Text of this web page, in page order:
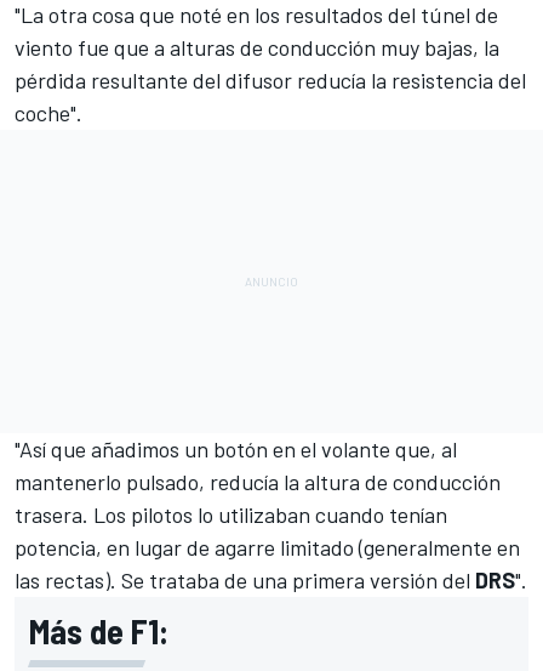
"La otra cosa que noté en los resultados del túnel de
viento fue que a alturas de conducción muy bajas, la
pérdida resultante del difusor reducía la resistencia del
coche".
"Así que añadimos un botón en el volante que, al
mantenerlo pulsado, reducía la altura de conducción
trasera. Los pilotos lo utilizaban cuando tenían
potencia, en lugar de agarre limitado (generalmente en
las rectas). Se trataba de una primera versión del DRS".
Más de F1: